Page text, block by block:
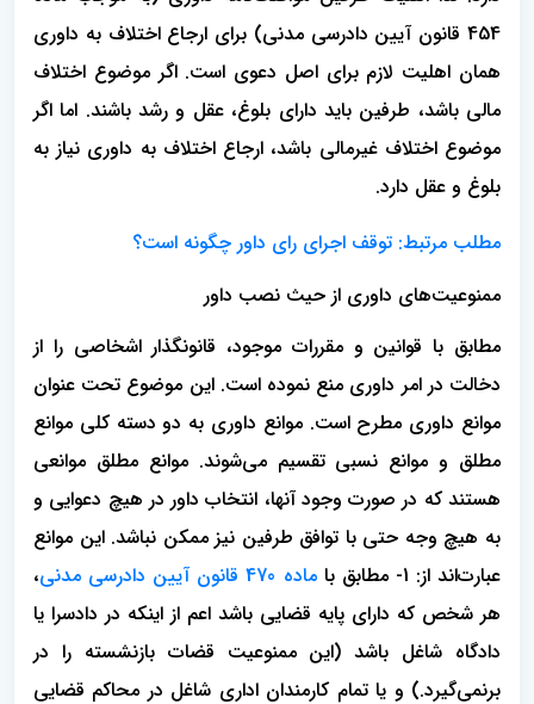
454 قانون آیین دادرسی مدنی) برای ارجاع اختلاف به داوری
همان اهلیت لازم برای اصل دعوی است. اگر موضوع اختلاف
مالی باشد، طرفین باید دارای بلوغ، عقل و رشد باشند. اما اگر
موضوع اختلاف غیرمالی باشد، ارجاع اختلاف به داوری نیاز به
بلوغ و عقل دارد.
مطلب مرتبط: توقف اجرای رای داور چگونه است؟
ممنوعیت‌های داوری از حیث نصب داور
مطابق با قوانین و مقررات موجود، قانونگذار اشخاصی را از
دخالت در امر داوری منع نموده است. این موضوع تحت عنوان
موانع داوری مطرح است. موانع داوری به دو دسته کلی موانع
مطلق و موانع نسبی تقسیم می‌شوند. موانع مطلق موانعی
هستند که در صورت وجود آنها، انتخاب داور در هیچ دعوایی و
به هیچ وجه حتی با توافق طرفین نیز ممکن نباشد. این موانع
عبارت‌‌اند از: 1- مطابق با
ماده 470 قانون آیین دادرسی مدنی
،
هر شخص که دارای پایه قضایی باشد اعم از اینکه در دادسرا یا
دادگاه شاغل باشد (این ممنوعیت قضات بازنشسته را در
برنمی‌گیرد.) و یا تمام کارمندان اداری شاغل در محاکم قضایی